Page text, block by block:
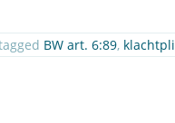
BW art. 6:89,